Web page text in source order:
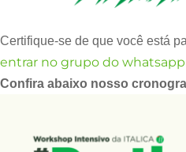
Certifique-se de que você está
entrar no grupo do whatsapp
Confira abaixo nosso